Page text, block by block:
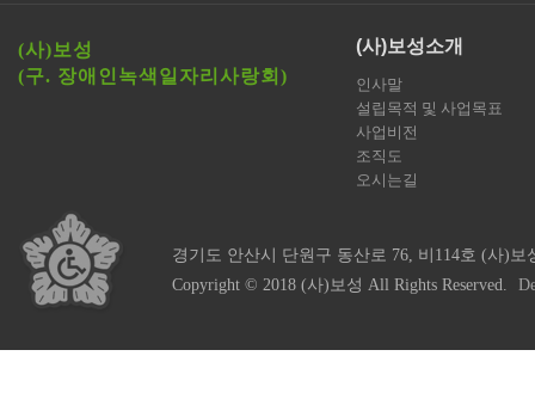
(사)보성
(구. 장애인녹색일자리사랑회)
(사)보성소개
인사말
설립목적 및 사업목표
사업비전
조직도
오시는길
경기도 안산시 단원구 동산로 76, 비114호 (사)보
Copyright © 2018 (사)보성 All Rights Reserved.